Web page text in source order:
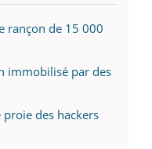
rançon de 15 000
immobilisé par des
des hackers